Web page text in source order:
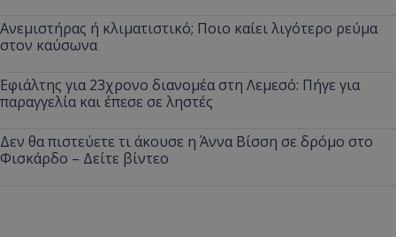
Ανεμιστήρας ή κλιματιστικό; Ποιο καίει λιγότερο ρεύμα
στον καύσωνα
Εφιάλτης για 23χρονο διανομέα στη Λεμεσό: Πήγε για
παραγγελία και έπεσε σε ληστές
Δεν θα πιστεύετε τι άκουσε η Άννα Βίσση σε δρόμο στο
Φισκάρδο – Δείτε βίντεο